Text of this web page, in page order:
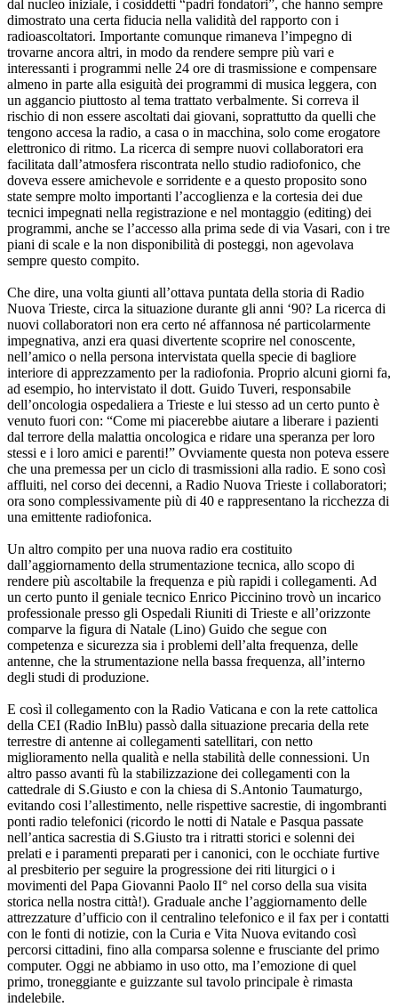
dal nucleo iniziale, i cosiddetti “padri fondatori”, che hanno sempre
dimostrato una certa fiducia nella validità del rapporto con i
radioascoltatori. Importante comunque rimaneva l’impegno di
trovarne ancora altri, in modo da rendere sempre più vari e
interessanti i programmi nelle 24 ore di trasmissione e compensare
almeno in parte alla esiguità dei programmi di musica leggera, con
un aggancio piuttosto al tema trattato verbalmente. Si correva il
rischio di non essere ascoltati dai giovani, soprattutto da quelli che
tengono accesa la radio, a casa o in macchina, solo come erogatore
elettronico di ritmo. La ricerca di sempre nuovi collaboratori era
facilitata dall’atmosfera riscontrata nello studio radiofonico, che
doveva essere amichevole e sorridente e a questo proposito sono
state sempre molto importanti l’accoglienza e la cortesia dei due
tecnici impegnati nella registrazione e nel montaggio (editing) dei
programmi, anche se l’accesso alla prima sede di via Vasari, con i tre
piani di scale e la non disponibilità di posteggi, non agevolava
sempre questo compito.
Che dire, una volta giunti all’ottava puntata della storia di Radio
Nuova Trieste, circa la situazione durante gli anni ‘90? La ricerca di
nuovi collaboratori non era certo né affannosa né particolarmente
impegnativa, anzi era quasi divertente scoprire nel conoscente,
nell’amico o nella persona intervistata quella specie di bagliore
interiore di apprezzamento per la radiofonia. Proprio alcuni giorni fa,
ad esempio, ho intervistato il dott. Guido Tuveri, responsabile
dell’oncologia ospedaliera a Trieste e lui stesso ad un certo punto è
venuto fuori con: “Come mi piacerebbe aiutare a liberare i pazienti
dal terrore della malattia oncologica e ridare una speranza per loro
stessi e i loro amici e parenti!” Ovviamente questa non poteva essere
che una premessa per un ciclo di trasmissioni alla radio. E sono così
affluiti, nel corso dei decenni, a Radio Nuova Trieste i collaboratori;
ora sono complessivamente più di 40 e rappresentano la ricchezza di
una emittente radiofonica.
Un altro compito per una nuova radio era costituito
dall’aggiornamento della strumentazione tecnica, allo scopo di
rendere più ascoltabile la frequenza e più rapidi i collegamenti. Ad
un certo punto il geniale tecnico Enrico Piccinino trovò un incarico
professionale presso gli Ospedali Riuniti di Trieste e all’orizzonte
comparve la figura di Natale (Lino) Guido che segue con
competenza e sicurezza sia i problemi dell’alta frequenza, delle
antenne, che la strumentazione nella bassa frequenza, all’interno
degli studi di produzione.
E così il collegamento con la Radio Vaticana e con la rete cattolica
della CEI (Radio InBlu) passò dalla situazione precaria della rete
terrestre di antenne ai collegamenti satellitari, con netto
miglioramento nella qualità e nella stabilità delle connessioni. Un
altro passo avanti fù la stabilizzazione dei collegamenti con la
cattedrale di S.Giusto e con la chiesa di S.Antonio Taumaturgo,
evitando cosi l’allestimento, nelle rispettive sacrestie, di ingombranti
ponti radio telefonici (ricordo le notti di Natale e Pasqua passate
nell’antica sacrestia di S.Giusto tra i ritratti storici e solenni dei
prelati e i paramenti preparati per i canonici, con le occhiate furtive
al presbiterio per seguire la progressione dei riti liturgici o i
movimenti del Papa Giovanni Paolo II° nel corso della sua visita
storica nella nostra città!). Graduale anche l’aggiornamento delle
attrezzature d’ufficio con il centralino telefonico e il fax per i contatti
con le fonti di notizie, con la Curia e Vita Nuova evitando così
percorsi cittadini, fino alla comparsa solenne e frusciante del primo
computer. Oggi ne abbiamo in uso otto, ma l’emozione di quel
primo, troneggiante e guizzante sul tavolo principale è rimasta
indelebile.